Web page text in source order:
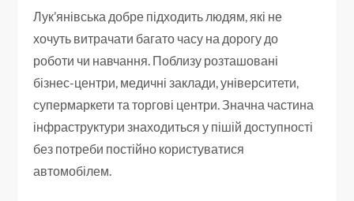
Лук’янівська добре підходить людям, які не
хочуть витрачати багато часу на дорогу до
роботи чи навчання. Поблизу розташовані
бізнес-центри, медичні заклади, університети,
супермаркети та торгові центри. Значна частина
інфраструктури знаходиться у пішій доступності
без потреби постійно користуватися
автомобілем.